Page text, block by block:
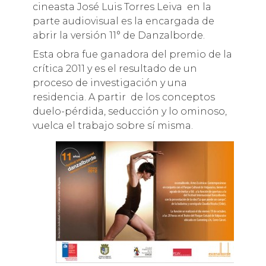
cineasta José Luis Torres Leiva en la
parte audiovisual es la encargada de
abrir la versión 11° de Danzalborde.
Esta obra fue ganadora del premio de la
crítica 2011 y es el resultado de un
proceso de investigación y una
residencia. A partir de los conceptos
duelo-pérdida, seducción y lo ominoso,
vuelca el trabajo sobre sí misma.